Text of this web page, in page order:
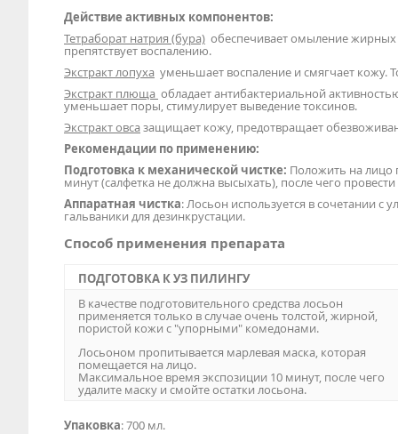
Действие активных компонентов:
Тетраборат натрия (бура) обеспечивает омыление жирных
препятствует воспалению.
Экстракт лопуха уменьшает воспаление и смягчает кожу.
Экстракт плюща обладает антибактериальной
уменьшает поры, стимулирует выведение токсинов.
Экстракт овса защищает кожу, предотвращает
Рекомендации по применению:
Подготовка к механической чистке: Положить на лицо
минут (салфетка не должна высыхать), после чего
Аппаратная чистка: Лосьон используется в сочетании с
гальваники для дезинкрустации.
Способ применения препарата
ПОДГОТОВКА К УЗ ПИЛИНГУ
В качестве подготовительного средства лосьон
применяется только в случае очень толстой, жирной,
пористой кожи с "упорными" комедонами.
Лосьоном пропитывается марлевая маска, которая
помещается на лицо.
Максимальное время экспозиции 10 минут, после чего
удалите маску и смойте остатки лосьона.
Упаковка: 700 мл.